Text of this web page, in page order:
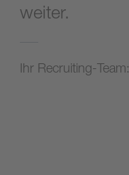
weiter.
Ihr Recruiting-Team: